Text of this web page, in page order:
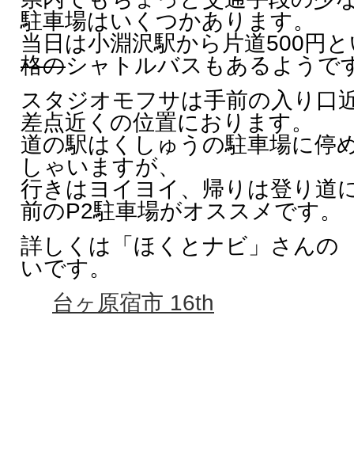
駐車場はいくつかあります。
当日は小淵沢駅から片道500円
格のシャトルバスもあるようで
スタジオモフサは手前の入り口
差点近くの位置におります。
道の駅はくしゅうの駐車場に停
しゃいますが、
行きはヨイヨイ、帰りは登り道
前のP2駐車場がオススメです。
詳しくは「ほくとナビ」さん
いです。
台ヶ原宿市 16th